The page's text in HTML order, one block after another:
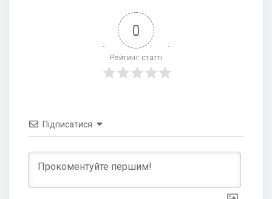
0
Рейтинг статті
Підписатися